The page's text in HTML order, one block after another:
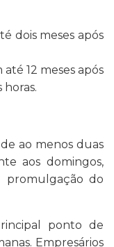
dois meses após
12 meses após
ao menos duas
aos domingos,
promulgação do
ponto de
Empresários